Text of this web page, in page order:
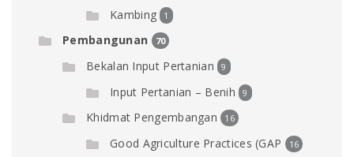
Kambing 1
Pembangunan 70
Bekalan Input Pertanian 9
Input Pertanian – Benih 9
Khidmat Pengembangan 16
Good Agriculture Practices (GAP 16